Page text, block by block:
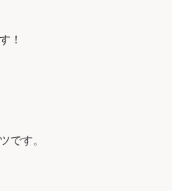
！
です。